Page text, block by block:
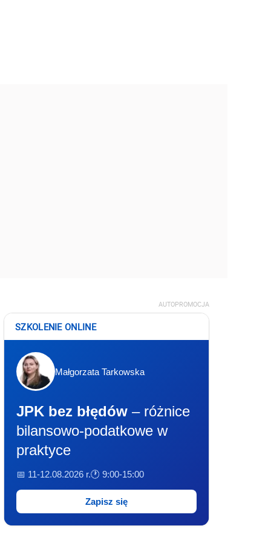
AUTOPROMOCJA
SZKOLENIE ONLINE
Małgorzata Tarkowska
JPK bez błędów – różnice
bilansowo-podatkowe w
praktyce
📅 11-12.08.2026 r.🕐 9:00-15:00
Zapisz się